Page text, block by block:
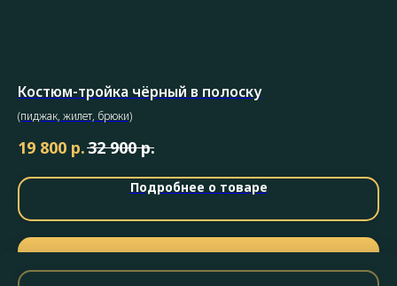
Костюм-тройка чёрный в полоску
(пиджак, жилет, брюки)
19 800 р.32 900 р.
Подробнее о товаре